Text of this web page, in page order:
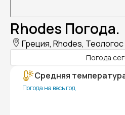
Rhodes Погода.
Греция, Rhodes,
Погода
Средняя
Погода на весь год